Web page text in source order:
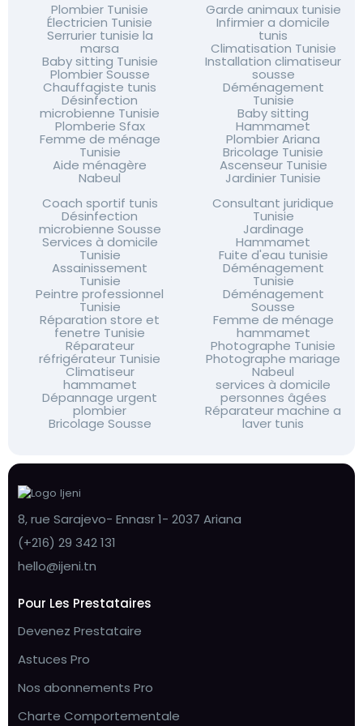
Plombier Tunisie
Électricien Tunisie
Serrurier tunisie la
marsa
Baby sitting Tunisie
Plombier Sousse
Chauffagiste tunis
Désinfection
microbienne Tunisie
Plomberie Sfax
Femme de ménage
Tunisie
Aide ménagère
Nabeul
Garde animaux tunisie
Infirmier a domicile
tunis
Climatisation Tunisie
Installation climatiseur
sousse
Déménagement
Tunisie
Baby sitting
Hammamet
Plombier Ariana
Bricolage Tunisie
Ascenseur Tunisie
Jardinier Tunisie
Coach sportif tunis
Désinfection
microbienne Sousse
Services à domicile
Tunisie
Assainissement
Tunisie
Peintre professionnel
Tunisie
Réparation store et
fenetre Tunisie
Réparateur
réfrigérateur Tunisie
Climatiseur
hammamet
Dépannage urgent
plombier
Bricolage Sousse
Consultant juridique
Tunisie
Jardinage
Hammamet
Fuite d'eau tunisie
Déménagement
Tunisie
Déménagement
Sousse
Femme de ménage
hammamet
Photographe Tunisie
Photographe mariage
Nabeul
services à domicile
personnes âgées
Réparateur machine a
laver tunis
8, rue Sarajevo- Ennasr 1- 2037 Ariana
(+216) 29 342 131
hello@ijeni.tn
Pour Les Prestataires
Devenez Prestataire
Astuces Pro
Nos abonnements Pro
Charte Comportementale